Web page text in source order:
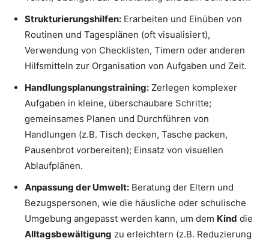
Strukturierungshilfen: Erarbeiten und Einüben von
Routinen und Tagesplänen (oft visualisiert),
Verwendung von Checklisten, Timern oder anderen
Hilfsmitteln zur Organisation von Aufgaben und Zeit.
Handlungsplanungstraining: Zerlegen komplexer
Aufgaben in kleine, überschaubare Schritte;
gemeinsames Planen und Durchführen von
Handlungen (z.B. Tisch decken, Tasche packen,
Pausenbrot vorbereiten); Einsatz von visuellen
Ablaufplänen.
Anpassung der Umwelt: Beratung der Eltern und
Bezugspersonen, wie die häusliche oder schulische
Umgebung angepasst werden kann, um dem Kind die
Alltagsbewältigung zu erleichtern (z.B. Reduzierung